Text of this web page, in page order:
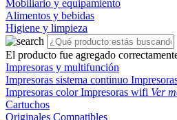
Mobiliario y equipamiento
Alimentos y bebidas
Higiene y limpieza
El producto fue agregado
Impresoras y multifunción
Impresoras sistema continuo
Impresoras colorImpresoras wifi Ver
Cartuchos
Originales Compatibles